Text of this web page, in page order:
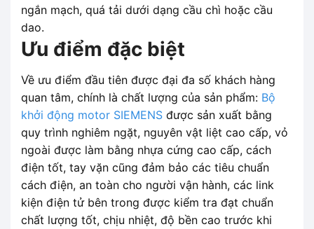
ngắn mạch, quá tải dưới dạng cầu chì hoặc cầu
dao.
Ưu điểm đặc biệt
Về ưu điểm đầu tiên được đại đa số khách hàng
quan tâm, chính là chất lượng của sản phẩm: Bộ
khởi động motor SIEMENS được sản xuất bằng
quy trình nghiêm ngặt, nguyên vật liệt cao cấp, vỏ
ngoài được làm bằng nhựa cứng cao cấp, cách
điện tốt, tay vặn cũng đảm bảo các tiêu chuẩn
cách điện, an toàn cho người vận hành, các link
kiện điện tử bên trong được kiểm tra đạt chuẩn
chất lượng tốt, chịu nhiệt, độ bền cao trước khi